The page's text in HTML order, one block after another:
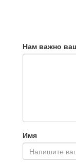
Нам важно
Имя